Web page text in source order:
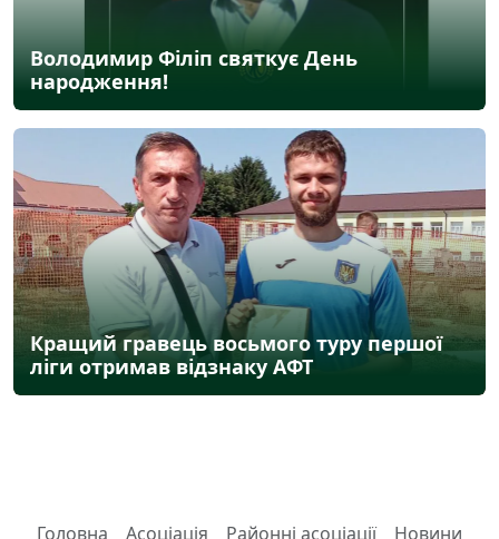
Володимир Філіп святкує День
народження!
Кращий гравець восьмого туру першої
ліги отримав відзнаку АФТ
Головна Асоціація Районні асоціації Новини